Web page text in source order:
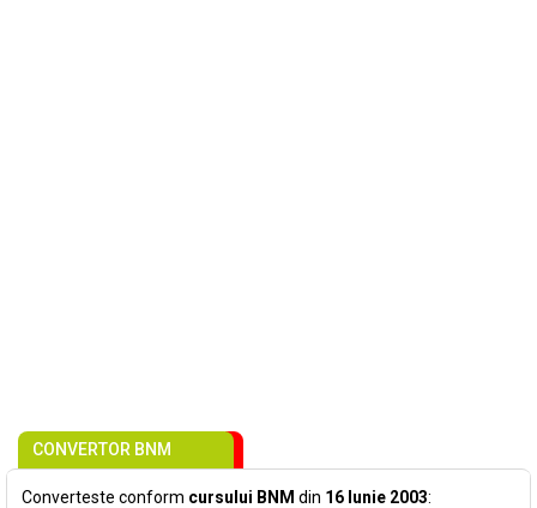
CONVERTOR BNM
Converteste conform cursului BNM din 16 Iunie 2003: